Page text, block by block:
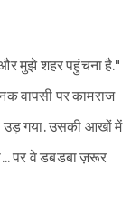
मुझे शहर पहुंचना है."
वापसी पर कामराज
उड़ गया. उसकी आखों में
पर वे डबडबा ज़रूर